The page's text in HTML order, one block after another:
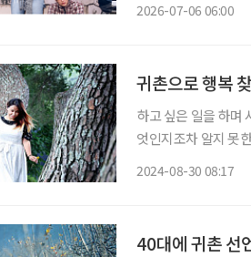
2026-07-06 06:00
귀촌으로 행복
하고 싶은 일을 하며
엇인지조차 알지 못
2024-08-30 08:17
40대에 귀촌 선